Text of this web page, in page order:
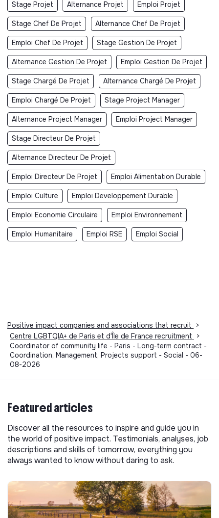
Stage Projet Alternance Projet Emploi Projet
Stage Chef De Projet Alternance Chef De Projet
Emploi Chef De Projet Stage Gestion De Projet
Alternance Gestion De Projet Emploi Gestion De Projet
Stage Chargé De Projet Alternance Chargé De Projet
Emploi Chargé De Projet Stage Project Manager
Alternance Project Manager Emploi Project Manager
Stage Directeur De Projet
Alternance Directeur De Projet
Emploi Directeur De Projet Emploi Alimentation Durable
Emploi Culture Emploi Developpement Durable
Emploi Economie Circulaire Emploi Environnement
Emploi Humanitaire Emploi RSE Emploi Social
Positive impact companies and associations that recruit
>
Centre LGBTQIA+ de Paris et d'Île de France recruitment
>
Coordinator of community life - Paris - Long-term contract -
Coordination, Management, Projects support - Social - 06-
08-2026
Featured articles
Discover all the resources to inspire and guide you in
the world of positive impact. Testimonials, analyses, job
descriptions and skills of tomorrow, everything you
always wanted to know without daring to ask.